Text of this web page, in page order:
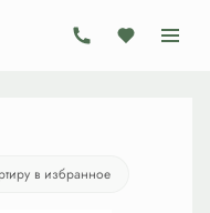
7 055 484 руб.
в избранное